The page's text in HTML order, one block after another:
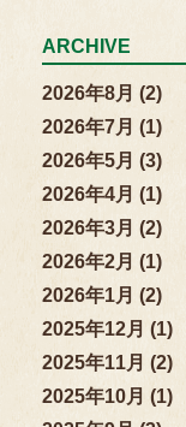
ARCHIVE
2026年8月 (2)
2026年7月 (1)
2026年5月 (3)
2026年4月 (1)
2026年3月 (2)
2026年2月 (1)
2026年1月 (2)
2025年12月 (1)
2025年11月 (2)
2025年10月 (1)